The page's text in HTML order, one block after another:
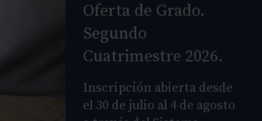
Oferta de Grado.
Segundo
Cuatrimestre 2026.
Inscripción abierta desde
el 30 de julio al 4 de agosto